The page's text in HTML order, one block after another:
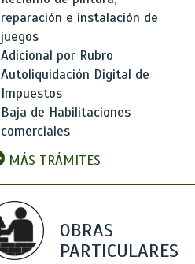
reparación e instalación de
juegos
Adicional por Rubro
Autoliquidación Digital de
Impuestos
Baja de Habilitaciones
comerciales
MÁS TRÁMITES
OBRAS
PARTICULARES